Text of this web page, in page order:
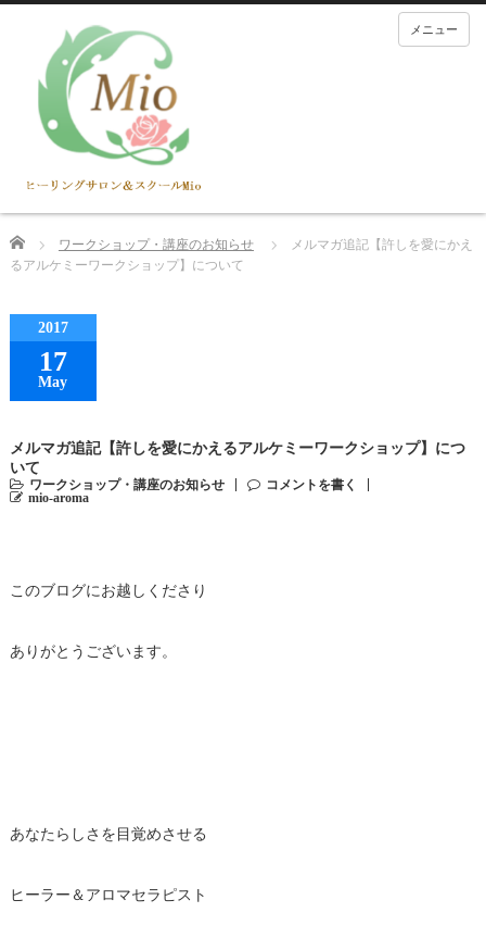
メニュー
Home ワークショップ・講座のお知らせ
メルマガ追記【許しを愛にかえ
るアルケミーワークショップ】について
2017
17
May
メルマガ追記【許しを愛にかえるアルケミーワークショップ】につ
いて
ワークショップ・講座のお知らせ
コメントを書く
mio-aroma
このブログにお越しくださり
ありがとうございます。
あなたらしさを目覚めさせる
ヒーラー＆アロマセラピスト